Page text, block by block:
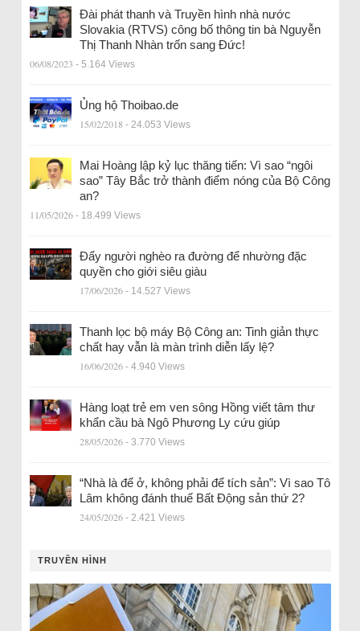
Đài phát thanh và Truyền hình nhà nước
Slovakia (RTVS) công bố thông tin bà Nguyễn
Thị Thanh Nhàn trốn sang Đức!
06/08/2023 - 5.164 Views
Ủng hộ Thoibao.de
15/02/2018 - 24.053 Views
Mai Hoàng lập kỷ lục thăng tiến: Vì sao “ngôi
sao” Tây Bắc trở thành điểm nóng của Bộ Công
an?
11/05/2026 - 18.499 Views
Đẩy người nghèo ra đường để nhường đặc
quyền cho giới siêu giàu
17/06/2026 - 14.527 Views
Thanh lọc bộ máy Bộ Công an: Tinh giản thực
chất hay vẫn là màn trình diễn lấy lệ?
16/06/2026 - 4.940 Views
Hàng loạt trẻ em ven sông Hồng viết tâm thư
khẩn cầu bà Ngô Phương Ly cứu giúp
28/05/2026 - 3.770 Views
“Nhà là để ở, không phải để tích sản”: Vì sao Tô
Lâm không đánh thuế Bất Động sản thứ 2?
24/05/2026 - 2.421 Views
TRUYỀN HÌNH